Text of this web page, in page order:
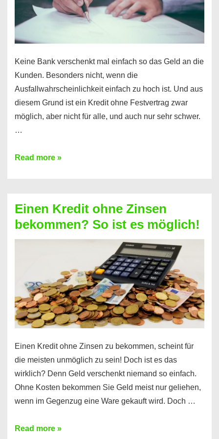
möglich!
Keine Bank verschenkt mal einfach so das Geld an die
Kunden. Besonders nicht, wenn die
Ausfallwahrscheinlichkeit einfach zu hoch ist. Und aus
diesem Grund ist ein Kredit ohne Festvertrag zwar
möglich, aber nicht für alle, und auch nur sehr schwer.
…
Ist
Festvertrag
für
jeden
erfahren
Sie
es
Read more »
Einen Kredit ohne Zinsen
bekommen? So ist es möglich!
Einen Kredit ohne Zinsen zu bekommen, scheint für
die meisten unmöglich zu sein! Doch ist es das
wirklich? Denn Geld verschenkt niemand so einfach.
Ohne Kosten bekommen Sie Geld meist nur geliehen,
wenn im Gegenzug eine Ware gekauft wird. Doch …
Einen
Read more »